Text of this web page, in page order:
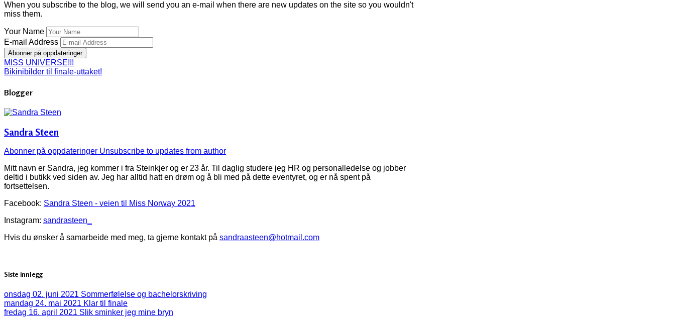
When you subscribe to the blog, we will send you an e-mail when there are new updates on the site so you wouldn't
miss them.
Your Name
E-mail Address
Abonner på oppdateringer
MISS UNIVERSE!!!
Bikinibilder til finale-uttaket!
Blogger
Sandra Steen
Abonner på oppdateringer Unsubscribe to updates from author
Mitt navn er Sandra, jeg kommer i fra Steinkjer og er 23 år. Til daglig studere jeg HR og personalledelse og jobber
deltid i butikk ved siden av. Jeg har alltid hatt en drøm og å bli med på dette eventyret, og er nå spent på
fortsettelsen.
Facebook: Sandra Steen - veien til Miss Norway 2021
Instagram: sandrasteen_
Hvis du ønsker å samarbeide med meg, ta gjerne kontakt på sandraasteen@hotmail.com
Siste innlegg
onsdag 02. juni 2021 Sommerfølelse og bachelorskriving
mandag 24. mai 2021 Klar til finale
fredag 16. april 2021 Slik sminker jeg mine bryn